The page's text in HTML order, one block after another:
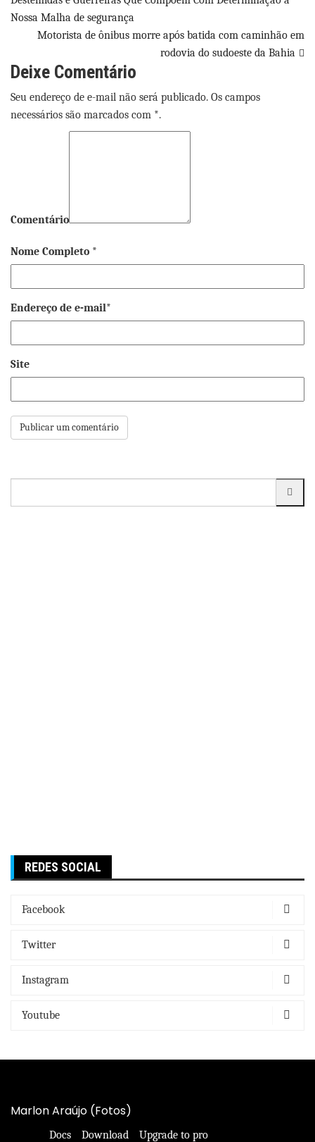
de
Post
Nossa Malha de segurança
Motorista de ônibus morre após batida com caminhão em
rodovia do sudoeste da Bahia
Deixe Comentário
Seu endereço de e-mail não será publicado. Os campos
necessários são marcados com *.
Comentário
Nome Completo *
Endereço de e-mail*
Site
por:
REDES SOCIAL
Facebook
Twitter
Instagram
Youtube
Marlon Araújo (Fotos)
Docs Download Upgrade to pro